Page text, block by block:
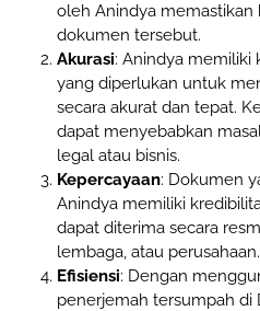
oleh Anindya memastikan
dokumen tersebut.
Akurasi: Anindya memiliki
yang diperlukan untuk
secara akurat dan tepat.
dapat menyebabkan
legal atau bisnis.
Kepercayaan: Dokumen
Anindya memiliki
dapat diterima secara
lembaga, atau perusahaan.
Efisiensi: Dengan
penerjemah tersumpah di